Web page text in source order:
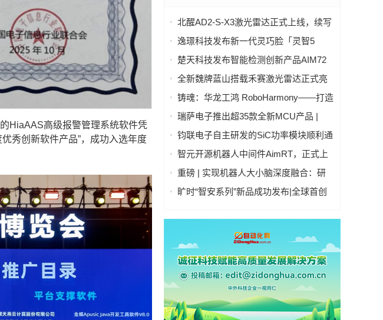
HiaAAS高级报警管理系统软件凭
秀创新软件产品”，成功入选年度
北醒AD2-S-X3激光雷达正式上线，续写
智慧交通新篇章
逸璟科技发布新一代灵巧脸「灵智5
号」：开启人形机器人"生命感交互"新时
楚天科技发布智能检测创新产品AIM72
全自动灯检机
全新魏牌蓝山搭载禾赛激光雷达正式亮
相
铸魂：华龙工鸿 RoboHarmony——打造
自主可控工业操作系统硬核实力
瑞萨电子推出超35款全新MCU产品 |
RA4T1产品群、RA6T3产品群、RX26T
阵容
钧联电子自主研发的SiC功率模块顺利通
过AQG-324认证
智元开源机器人中间件AimRT，正式上
线！
重磅 | 实现机器人大小脑深度融合：研
华科技与国讯芯微联合发布Thor平台具
旷时“智安系列”新品成功发布|全球首创